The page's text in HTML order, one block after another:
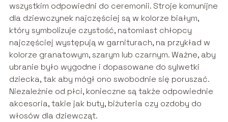
wszystkim odpowiedni do ceremonii. Stroje komunijne
dla dziewczynek najczęściej są w kolorze białym,
który symbolizuje czystość, natomiast chłopcy
najczęściej występują w garniturach, na przykład w
kolorze granatowym, szarym lub czarnym. Ważne, aby
ubranie było wygodne i dopasowane do sylwetki
dziecka, tak aby mógł ono swobodnie się poruszać.
Niezależnie od płci, konieczne są także odpowiednie
akcesoria, takie jak buty, biżuteria czy ozdoby do
włosów dla dziewcząt.